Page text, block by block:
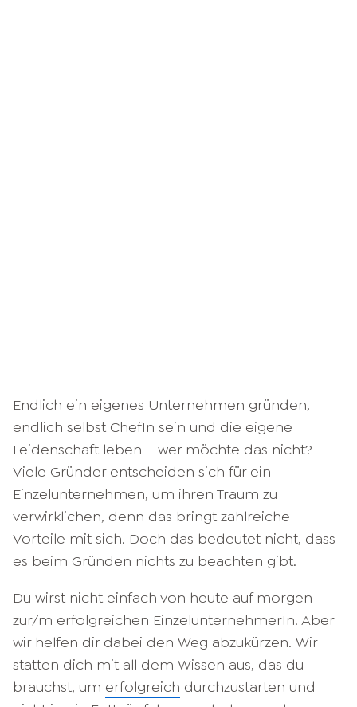
Endlich ein eigenes Unternehmen gründen,
endlich selbst ChefIn sein und die eigene
Leidenschaft leben – wer möchte das nicht?
Viele Gründer entscheiden sich für ein
Einzelunternehmen, um ihren Traum zu
verwirklichen, denn das bringt zahlreiche
Vorteile mit sich. Doch das bedeutet nicht, dass
es beim Gründen nichts zu beachten gibt.
Du wirst nicht einfach von heute auf morgen
zur/m erfolgreichen EinzelunternehmerIn. Aber
wir helfen dir dabei den Weg abzukürzen. Wir
statten dich mit all dem Wissen aus, das du
brauchst, um erfolgreich durchzustarten und